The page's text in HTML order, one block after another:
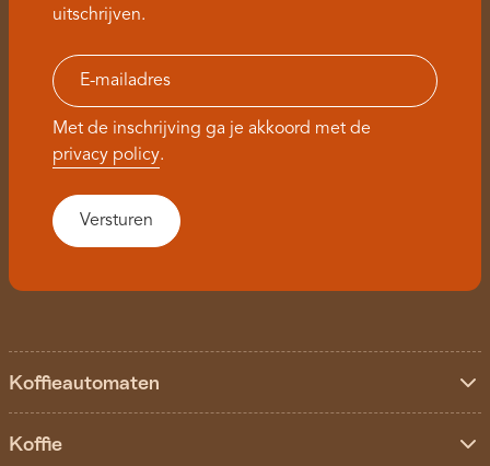
uitschrijven.
Met de inschrijving ga je akkoord met de
privacy policy.
Koffieautomaten
Koffie